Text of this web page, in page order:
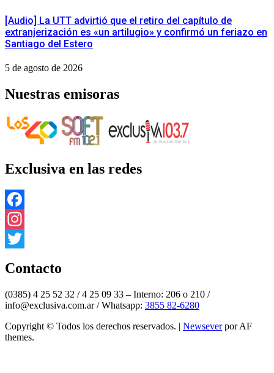
[Audio] La UTT advirtió que el retiro del capítulo de
extranjerización es «un artilugio» y confirmó un feriazo en
Santiago del Estero
5 de agosto de 2026
Nuestras emisoras
Exclusiva en las redes
Facebook
Instagram
Contacto
(0385) 4 25 52 32 / 4 25 09 33 – Interno: 206 o 210 /
info@exclusiva.com.ar / Whatsapp: 3855 82-6280
Copyright © Todos los derechos reservados. | Newseverpor AF
themes.